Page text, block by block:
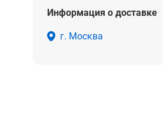
Информация о доставке
г. Москва